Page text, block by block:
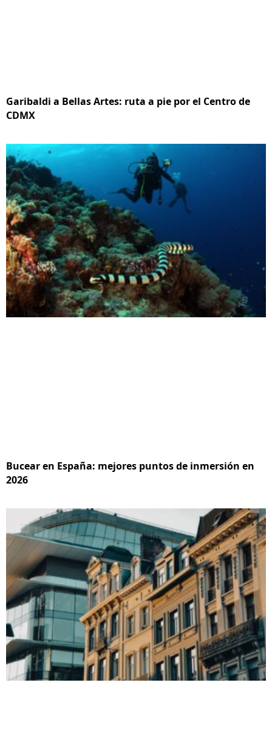
Garibaldi a Bellas Artes: ruta a pie por el Centro de
CDMX
Bucear en España: mejores puntos de inmersión en
2026